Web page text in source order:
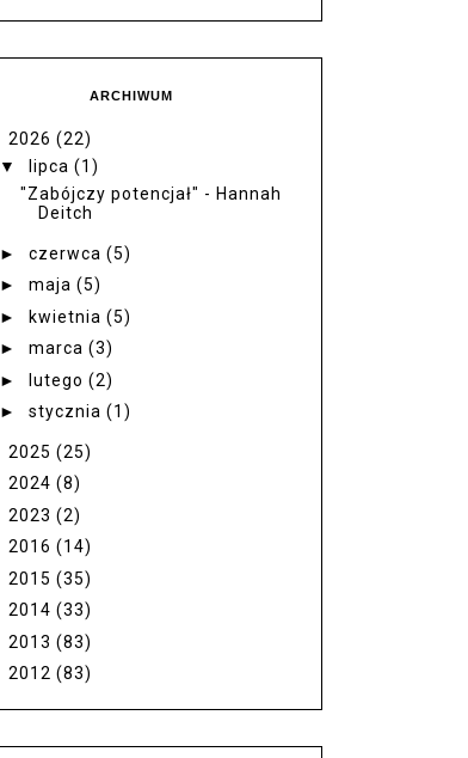
ARCHIWUM
2026 (22)
▼
lipca (1)
"Zabójczy potencjał" - Hannah
Deitch
► czerwca (5)
► maja (5)
►
kwietnia (5)
► marca (3)
►
lutego (2)
► stycznia (1)
2025 (25)
2024 (8)
2023 (2)
2016 (14)
2015 (35)
2014 (33)
2013 (83)
2012 (83)